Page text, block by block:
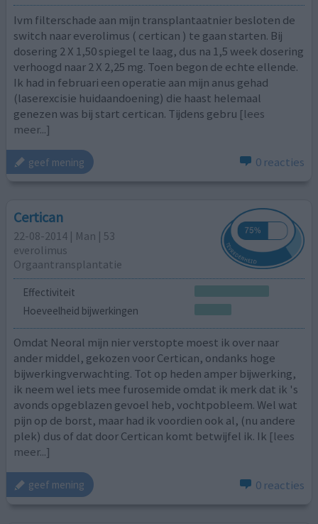
Ivm filterschade aan mijn transplantaatnier besloten de
switch naar everolimus ( certican ) te gaan starten. Bij
dosering 2 X 1,50 spiegel te laag, dus na 1,5 week dosering
verhoogd naar 2 X 2,25 mg. Toen begon de echte ellende.
Ik had in februari een operatie aan mijn anus gehad
(laserexcisie huidaandoening) die haast helemaal
genezen was bij start certican. Tijdens gebru [lees
meer...]
geef mening 0 reacties
Certican
22-08-2014 | Man | 53
everolimus
Orgaantransplantatie
Effectiviteit
Hoeveelheid bijwerkingen
Omdat Neoral mijn nier verstopte moest ik over naar
ander middel, gekozen voor Certican, ondanks hoge
bijwerkingverwachting. Tot op heden amper bijwerking,
ik neem wel iets mee furosemide omdat ik merk dat ik 's
avonds opgeblazen gevoel heb, vochtpobleem. Wel wat
pijn op de borst, maar had ik voordien ook al, (nu andere
plek) dus of dat door Certican komt betwijfel ik. Ik [lees
meer...]
geef mening 0 reacties